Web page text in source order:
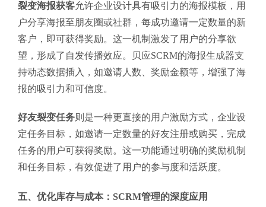
裂变海报获客允许企业设计具有吸引力的海报模板，用
户分享海报至朋友圈或社群，每成功邀请一定数量的新
客户，即可获得奖励。这一机制激发了用户的分享欲
望，形成了自发传播效应。贝应SCRM的海报生成器支
持动态数据插入，如邀请人数、奖励金额等，增强了海
报的吸引力和可信度。
好友裂变任务则是一种更直接的用户激励方式，企业设
定任务目标，如邀请一定数量的好友注册或购买，完成
任务的用户可获得奖励。这一功能通过明确的奖励机制
和任务目标，有效促进了用户的参与度和活跃度。
五、优化库存与成本：SCRM管理的深度应用